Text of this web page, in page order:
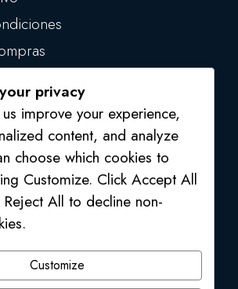
4541/1 (809) 554 2748
privacy
improve your experience,
content, and analyze
choose which cookies to
Customize. Click Accept All
All to decline non-
Customize